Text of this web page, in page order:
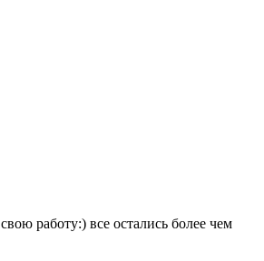
работу:) все остались более чем